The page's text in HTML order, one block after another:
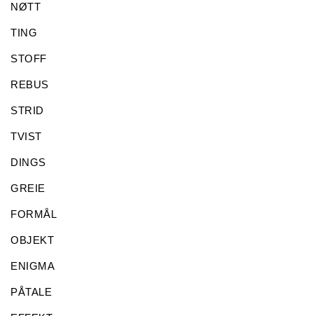
NØTT
TING
STOFF
REBUS
STRID
TVIST
DINGS
GREIE
FORMÅL
OBJEKT
ENIGMA
PÅTALE